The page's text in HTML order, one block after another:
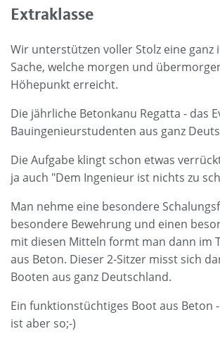
Extraklasse
Wir unterstützen voller Stolz eine ganz
Sache, welche morgen und
Höhepunkt erreicht.
Die jährliche Betonkanu Regatta - das
Bauingenieurstudenten aus ganz
Die Aufgabe klingt schon etwas
ja auch "Dem Ingenieur ist nichts zu
Man nehme eine besondere
besondere Bewehrung und einen
mit diesen Mitteln formt man dann im
aus Beton. Dieser 2-Sitzer misst sich
Booten aus ganz Deutschland.
Ein funktionstüchtiges Boot aus Beton
ist aber so;-)